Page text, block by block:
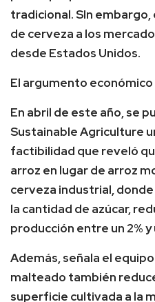
tradicional. SIn
de cerveza a los
desde Estados Unidos.
El argumento económico
En abril de este año, se
Sustainable Agriculture
factibilidad que reveló
arroz en lugar de arroz
cerveza industrial,
la cantidad de azúcar,
producción entre un 2% y
Además, señala el
malteado también
superficie cultivada a la